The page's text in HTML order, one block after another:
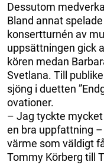
Dessutom
Bland annat
konsertturnén av
uppsättningen gick
kören medan
Svetlana. Till
sjöng i duetten
ovationer.
– Jag tyckte
en bra uppfattning
värme som väldigt
Tommy Körberg till